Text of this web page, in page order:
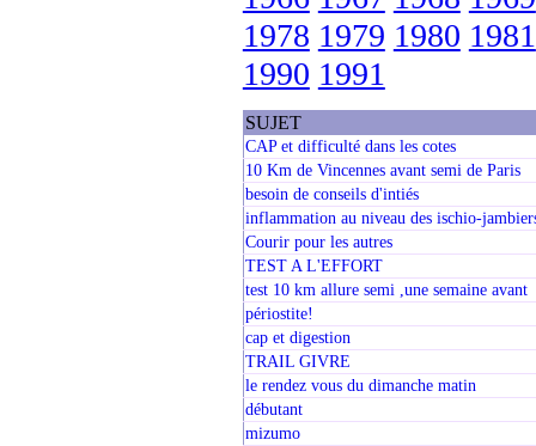
1978 1979 1980 1981
1990 1991
SUJET
CAP et difficulté dans les cotes
10 Km de Vincennes avant semi de Paris
besoin de conseils d'intiés
inflammation au niveau des ischio-
Courir pour les autres
TEST A L'EFFORT
test 10 km allure semi ,une semaine avant
périostite!
cap et digestion
TRAIL GIVRE
le rendez vous du dimanche matin
débutant
mizumo